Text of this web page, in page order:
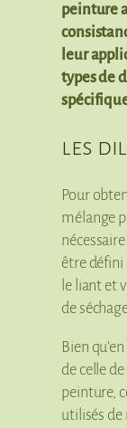
peinture
leur
types de
les
Pour
mélange
être défini
le liant et
de
Bien
de celle de
peinture,
utilisés